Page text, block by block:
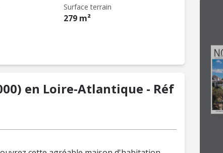
Surface terrain
279 m²
en Loire-Atlantique - Réf